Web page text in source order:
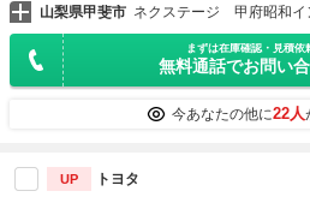
山梨県甲斐市 ネクステージ 甲府昭和イ
まずは在庫確認・見積依
無料通話でお問い
今あなたの他に22人
UP トヨタ